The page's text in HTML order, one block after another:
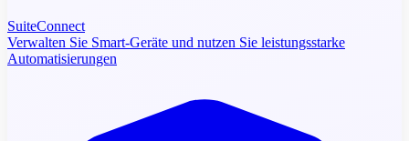
SuiteConnect
Verwalten Sie Smart-Geräte und nutzen Sie leistungsstarke
Automatisierungen